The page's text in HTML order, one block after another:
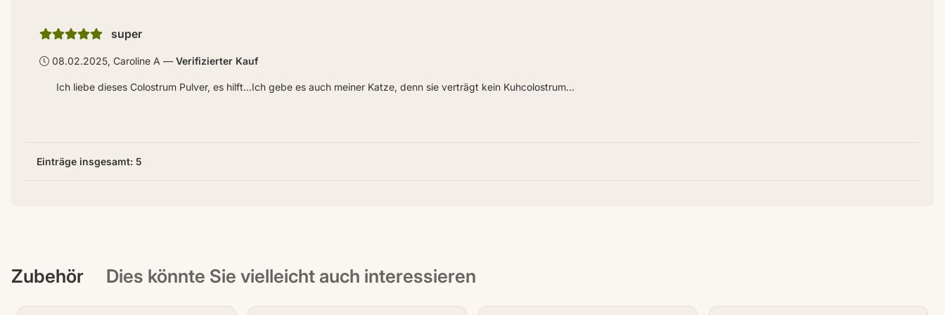
super
08.02.2025, Caroline A Verifizierter Kauf
Ich liebe dieses Colostrum Pulver, es hilft...Ich gebe es auch meiner Katze, denn sie verträgt kein Kuhcolostrum...
Einträge insgesamt: 5
Zubehör Dies könnte Sie vielleicht auch interessieren